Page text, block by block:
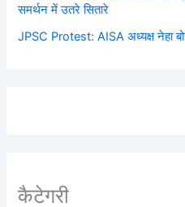
समर्थन में उतरे सितारे
JPSC Protest: AISA अध्यक्ष नेहा
कैटेगरी